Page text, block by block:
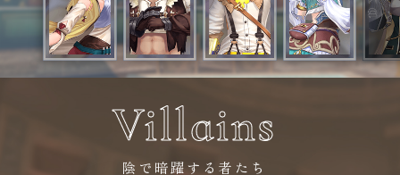
Villains
陰で暗躍する者たち